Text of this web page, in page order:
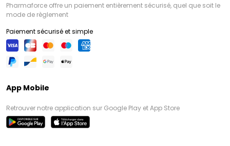
Pharmaforce offre un paiement entièrement sécurisé, quel que soit le
mode de règlement
Paiement sécurisé et simple
App Mobile
Retrouver notre application sur Google Play et App Store